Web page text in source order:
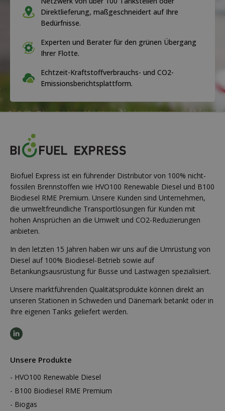
Direktlieferung, maßgeschneidert auf Ihre
Bedürfnisse.
Experten und Berater für den grünen Übergang
Ihrer Flotte.
Echtzeit-Kraftstoffverbrauchs- und CO2-
Emissionsberichtsplattform.
Biofuel Express ist ein führender Distributor von 100% nicht-
fossilen Brennstoffen wie HVO100 Renewable Diesel und B100
Biodiesel RME Premium. Unsere Kunden sind Unternehmen,
die umweltfreundliche Transportlösungen für Kunden mit
hohen Ansprüchen an die Umwelt und CO2-Reduzierungen
anbieten.
In den letzten 15 Jahren haben wir uns auf die Umrüstung von
Diesel auf 100% Biodiesel-Betrieb sowie auf
Betankungsausrüstung für Busse und Lastwagen spezialisiert.
Unsere marktführenden Qualitätsprodukte können direkt an
unseren Stationen in Schweden und Dänemark betankt oder in
Ihre eigenen Tanks geliefert werden.
Unsere Produkte
HVO100 Renewable Diesel
B100 Biodiesel RME Premium
Biogas